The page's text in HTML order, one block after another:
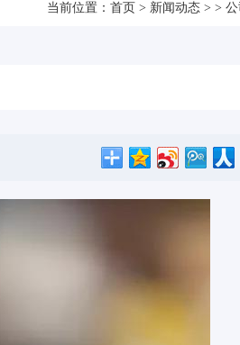
当前位置：首页 > 新闻动态 > > 公